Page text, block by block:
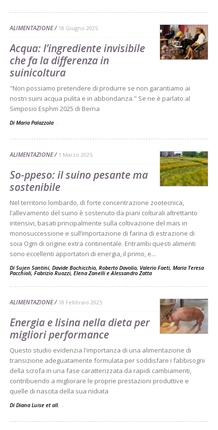
ALIMENTAZIONE 18 Giugno 2025
Acqua: l’ingrediente invisibile
che fa la differenza in
suinicoltura
"Non possiamo pretendere di produrre se non garantiamo ai
nostri suini acqua pulita e in abbondanza." Se ne è parlato al
Simposio Esphm 2025 di Berna
Di Maria Palazzola -
ALIMENTAZIONE 1 Marzo 2025
So-ppeso: il suino pesante ma
sostenibile
Nel territorio lombardo, di forte concentrazione zootecnica,
l’allevamento del suino è sostenuto da piani colturali altrettanto
intensivi, basati principalmente sulla coltivazione del mais in
monosuccessione e sull’importazione di farina di estrazione di
soia Ogm di origine extra continentale. Entrambi questi alimenti
sono eccellenti apportatori di energia, il primo, e...
Di Sujen Santini, Davide Bochicchio, Roberto Davolio, Valerio Faeti, Maria Teresa
Pacchioli, Fabrizio Ruozzi, Elena Zanelli eAlessandro Zatta
ALIMENTAZIONE 18 Febbraio 2025
Energia e lisina nella dieta per
migliori performance
Questo studio evidenzia l'importanza di una alimentazione di
transizione adeguatamente formulata per soddisfare i fabbisogni
della scrofa in una fase caratterizzata da rapidi cambiamenti,
contribuendo a migliorare le proprie prestazioni produttive e
quelle di nascita della sua nidiata
Di Diana Luise et all. -